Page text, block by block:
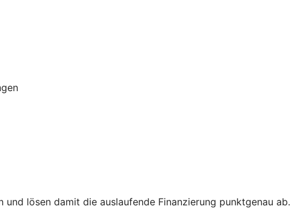
lösen damit die auslaufende Finanzierung punktgenau ab.